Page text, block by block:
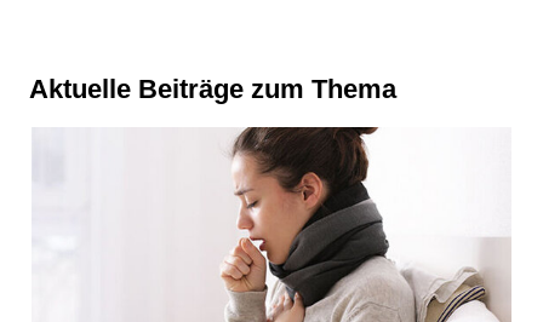
Aktuelle Beiträge zum Thema